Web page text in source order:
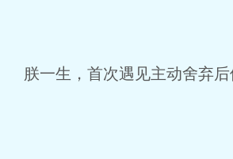
朕一生，首次遇见主动舍弃后